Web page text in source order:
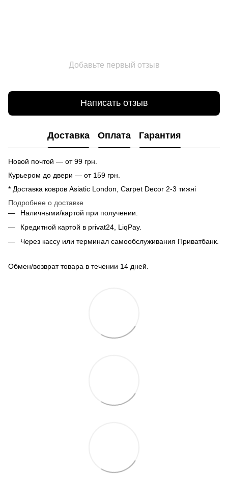
Добавьте первый отзыв
Написать отзыв
Доставка Оплата Гарантия
Новой почтой — от 99 грн.
Курьером до двери — от 159 грн.
* Доставка ковров Asiatic London, Carpet Decor 2-3 тижні
Подробнее о доставке
Наличными/картой при получении.
Кредитной картой в privat24, LiqPay.
Через кассу или терминал самообслуживания Приватбанк.
Обмен/возврат товара в течении 14 дней.